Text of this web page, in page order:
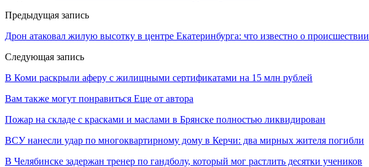
Предыдущая запись
Дрон атаковал жилую высотку в центре Екатеринбурга: что известно о происшествии
Следующая запись
В Коми раскрыли аферу с жилищными сертификатами на 15 млн рублей
Вам также могут понравиться Еще от автора
Пожар на складе с красками и маслами в Брянске полностью ликвидирован
ВСУ нанесли удар по многоквартирному дому в Керчи: два мирных жителя погибли
В Челябинске задержан тренер по гандболу, который мог растлить десятки учеников